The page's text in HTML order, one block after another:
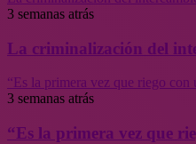
3 semanas atrás
La criminalización del
“Es la primera vez que riego con
3 semanas atrás
“Es la primera vez que